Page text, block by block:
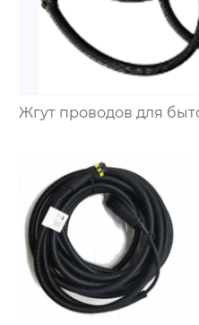
Жгут проводов для